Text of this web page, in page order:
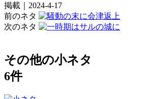
掲載｜2024-4-17
前のネタ
次のネタ
その他の小ネタ
6件